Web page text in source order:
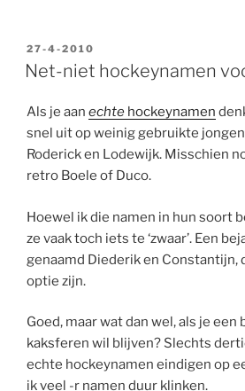
GEPLAATST
OP
27-4-2010
Net-niet hockeynamen
Als je aan echte hockeynamen
snel uit op weinig gebruikte
Roderick en Lodewijk. Misschien
retro Boele of Duco.
Hoewel ik die namen in hun soort
ze vaak toch iets te ‘zwaar’. Een
genaamd Diederik en Constantijn,
optie zijn.
Goed, maar wat dan wel, als je
kaksferen wil blijven? Slechts
echte hockeynamen eindigen op
ik veel -r namen duur klinken.